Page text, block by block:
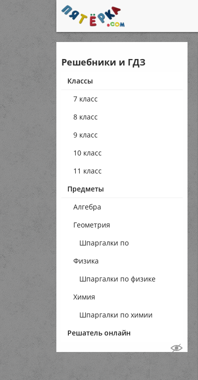
Решебники и ГДЗ
Классы
7 класс
8 класс
9 класс
10 класс
11 класс
Предметы
Алгебра
Геометрия
Шпаргалки по
геометрии
Физика
Шпаргалки по физике
Химия
Шпаргалки по химии
Решатель онлайн